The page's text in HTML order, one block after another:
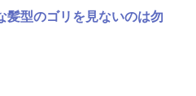
髪型のゴリを見ないのは勿